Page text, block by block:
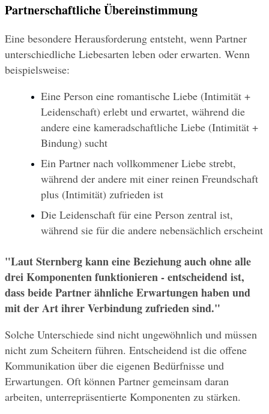
Partnerschaftliche Übereinstimmung
Eine besondere Herausforderung entsteht, wenn Partner
unterschiedliche Liebesarten leben oder erwarten. Wenn
beispielsweise:
Eine Person eine romantische Liebe (Intimität +
Leidenschaft) erlebt und erwartet, während die
andere eine kameradschaftliche Liebe (Intimität +
Bindung) sucht
Ein Partner nach vollkommener Liebe strebt,
während der andere mit einer reinen Freundschaft
plus (Intimität) zufrieden ist
Die Leidenschaft für eine Person zentral ist,
während sie für die andere nebensächlich erscheint
"Laut Sternberg kann eine Beziehung auch ohne alle
drei Komponenten funktionieren - entscheidend ist,
dass beide Partner ähnliche Erwartungen haben und
mit der Art ihrer Verbindung zufrieden sind."
Solche Unterschiede sind nicht ungewöhnlich und müssen
nicht zum Scheitern führen. Entscheidend ist die offene
Kommunikation über die eigenen Bedürfnisse und
Erwartungen. Oft können Partner gemeinsam daran
arbeiten, unterrepräsentierte Komponenten zu stärken.